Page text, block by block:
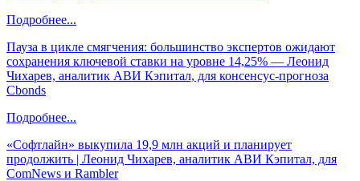
Подробнее...
Пауза в цикле смягчения: большинство экспертов ожидают
сохранения ключевой ставки на уровне 14,25% — Леонид
Чихарев, аналитик АВИ Кэпитал, для консенсус-прогноза
Cbonds
Подробнее...
«Софтлайн» выкупила 19,9 млн акций и планирует
продолжить | Леонид Чихарев, аналитик АВИ Кэпитал, для
ComNews и Rambler